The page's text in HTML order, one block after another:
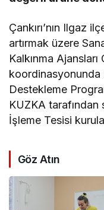
Çankırı’nın Ilgaz
artırmak üzere
Kalkınma
koordinasyonunda
Destekleme
KUZKA
İşleme Tesisi
Göz Atın